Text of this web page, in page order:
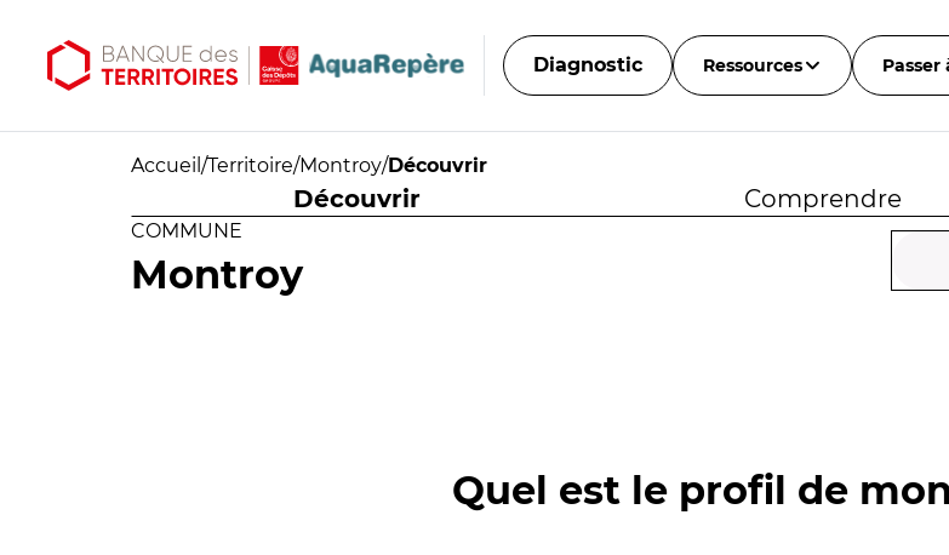
Diagnostic Ressources Passer
Accueil /Territoire/Montroy/Découvrir
Découvrir Comprendre
COMMUNE
Montroy
Quel est le profil de